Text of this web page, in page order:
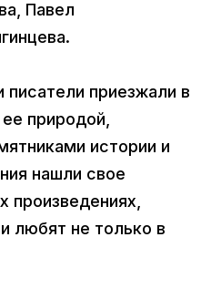
Павел
приезжали в
природой,
истории и
нашли свое
произведениях,
любят не только в